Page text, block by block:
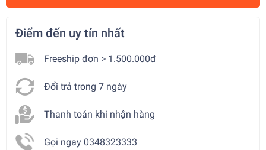
Điểm đến uy tín nhất
Freeship đơn > 1.500.000đ
Đổi trả trong 7 ngày
Thanh toán khi nhận hàng
Gọi ngay 0348323333